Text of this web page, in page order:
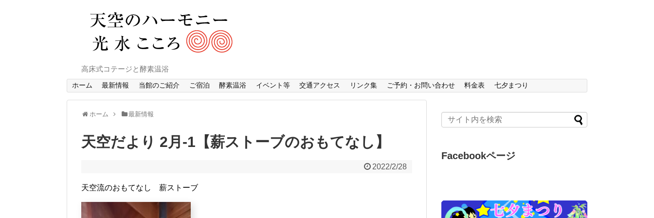
高床式コテージと酵素温浴
ホーム 最新情報 当館のご紹介 ご宿泊 酵素温浴 イベント等 交通アクセス リンク集 ご予約・お問い合わせ 料金表 七夕まつり
ホーム 最新情報
天空だより 2月-1【薪ストーブのおもてなし】
2022/2/28
天空流のおもてなし 薪ストーブ
Facebookページ